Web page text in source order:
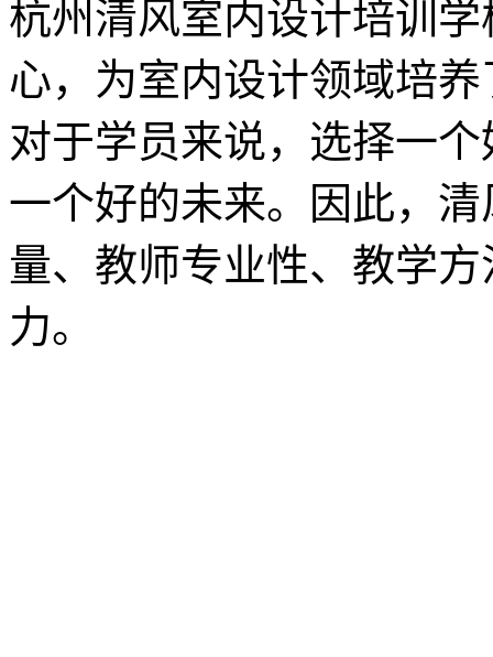
杭州清风室内设计培训
心，为室内设计领域培
对于学员来说，选择一
一个好的未来。因此，
量、教师专业性、教学
力。